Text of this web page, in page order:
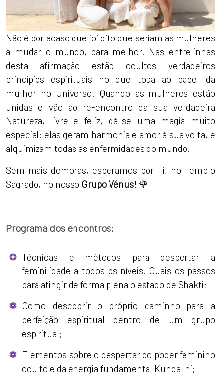
Não é por acaso que foi dito que seriam as mulheres
a mudar o mundo, para melhor. Nas entrelinhas
desta afirmação estão ocultos verdadeiros
princípios espirituais no que toca ao papel da
mulher no Universo. Quando as mulheres estão
unidas e vão ao re-encontro da sua verdadeira
Natureza, livre e feliz, dá-se uma magia muito
especial: elas geram harmonia e amor à sua volta, e
alquimizam todas as enfermidades do mundo.
Sem mais demoras, esperamos por Ti, no Templo
Sagrado, no nosso Grupo Vénus! 🌹
Programa dos encontros:
Técnicas e métodos para despertar a
feminilidade a todos os níveis. Quais os passos
para atingir de forma plena o estado de Shakti;
Como descobrir o próprio caminho para a
perfeição espiritual dentro de um grupo
espiritual;
Elementos sobre o despertar do poder feminino
oculto e da energia fundamental Kundalini;